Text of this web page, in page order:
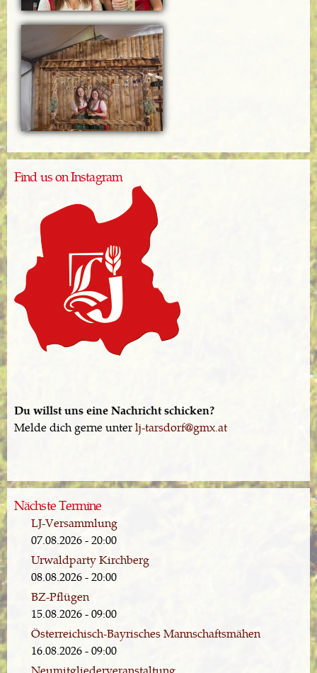
Find us on Instagram
Du willst uns eine Nachricht schicken?
Melde dich gerne unterlj-tarsdorf@gmx.at
Nächste Termine
LJ-Versammlung
07.08.2026 - 20:00
Urwaldparty Kirchberg
08.08.2026 - 20:00
BZ-Pflügen
15.08.2026 - 09:00
Österreichisch-Bayrisches Mannschaftsmähen
16.08.2026 - 09:00
Neumitgliederveranstaltung